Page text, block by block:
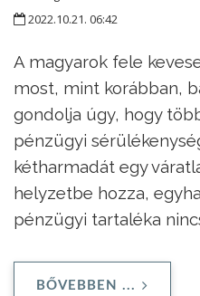
2022.10.21. 06:42
A magyarok fele
most, mint korábban,
gondolja úgy, hogy
pénzügyi
kétharmadát egy
helyzetbe hozza,
pénzügyi tartaléka
BŐVEBBEN ...